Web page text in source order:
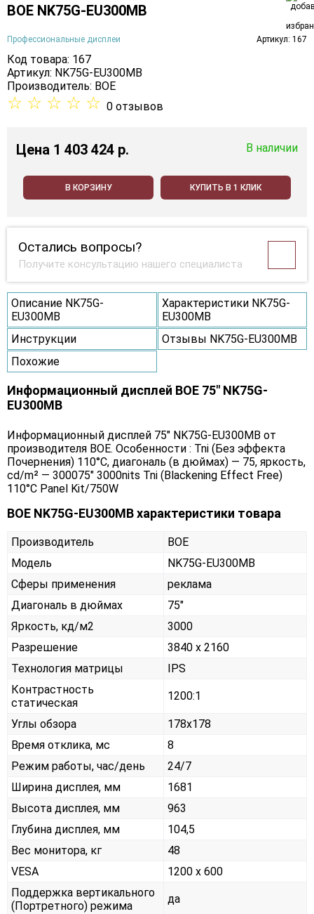
BOE NK75G-EU300MB
Профессиональные дисплеи Артикул: 167
Код товара: 167
Артикул: NK75G-EU300MB
Производитель: BOE
☆ ☆ ☆ ☆ ☆ 0 отзывов
Цена 1 403 424 p. В наличии
В КОРЗИНУ КУПИТЬ В 1 КЛИК
Остались вопросы?
Получите консультацию нашего специалиста
Описание NK75G-
EU300MB
Характеристики NK75G-
EU300MB
Инструкции
Отзывы NK75G-EU300MB
Похожие
Информационный дисплей BOE 75" NK75G-
EU300MB
Информационный дисплей 75" NK75G-EU300MB от
производителя BOE. Особенности : Tni (Без эффекта
Почернения) 110°C, диагональ (в дюймах) — 75, яркость,
cd/m² — 300075" 3000nits Tni (Blackening Effect Free)
110°C Panel Kit/750W
BOE NK75G-EU300MB характеристики товара
Производитель
BOE
Модель
NK75G-EU300MB
Сферы применения
реклама
Диагональ в дюймах
75"
Яркость, кд/м2
3000
Разрешение
3840 x 2160
Технология матрицы
IPS
Контрастность
статическая
1200:1
Углы обзора
178x178
Время отклика, мс
8
Режим работы, час/день
24/7
Ширина дисплея, мм
1681
Высота дисплея, мм
963
Глубина дисплея, мм
104,5
Вес монитора, кг
48
VESA
1200 х 600
Поддержка вертикального
(Портретного) режима
да